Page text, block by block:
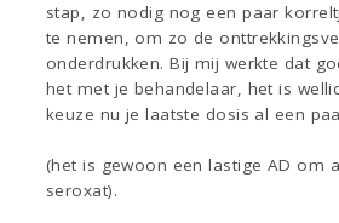
stap, zo nodig nog een paar
te nemen, om zo de
onderdrukken. Bij mij werkte dat
het met je behandelaar, het is
keuze nu je laatste dosis al een
(het is gewoon een lastige AD om
seroxat).